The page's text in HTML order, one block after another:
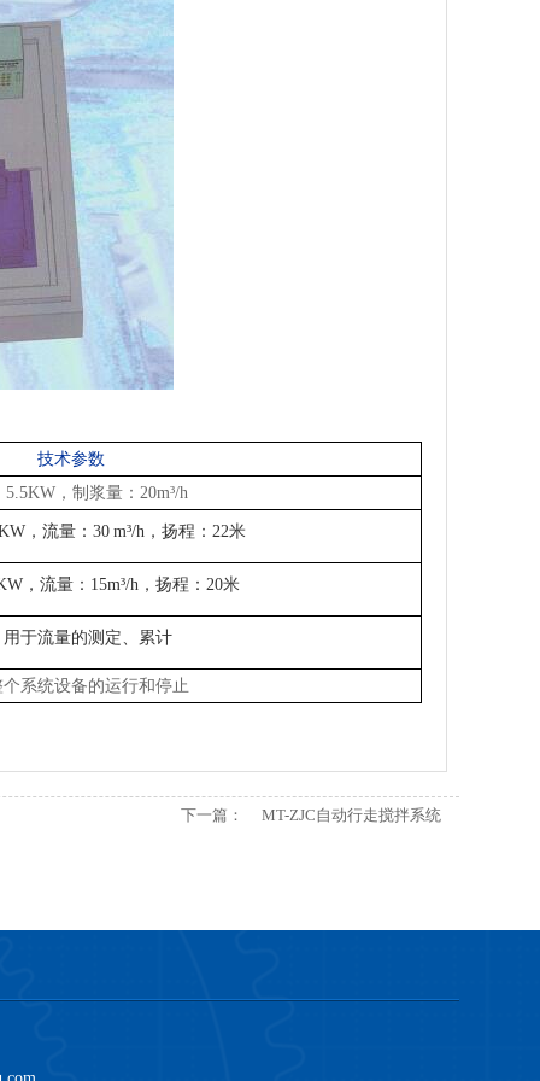
技术参数
5.5KW，制浆量： 20m³/h
，流量：30 m³/h，扬程： 22米
，流量： 15m³/h，扬程： 20米
用于流量的测定、累计
系统设备的运行和停止
下一篇： MT-ZJC自动行走搅拌系统